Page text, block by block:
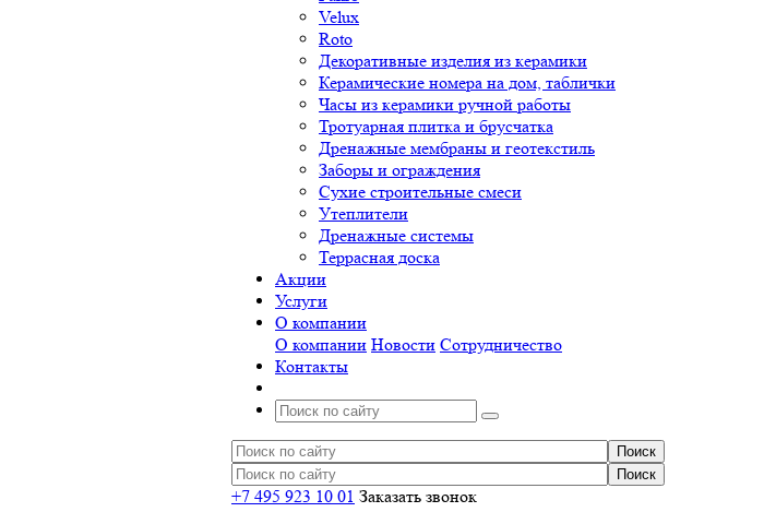
Velux
Roto
Декоративные изделия из керамики
Керамические номера на дом, таблички
Часы из керамики ручной работы
Тротуарная плитка и брусчатка
Дренажные мембраны и геотекстиль
Заборы и ограждения
Сухие строительные смеси
Утеплители
Дренажные системы
Террасная доска
Акции
Услуги
О компании
О компании Новости Сотрудничество
Контакты
+7 495 923 10 01 Заказать звонок